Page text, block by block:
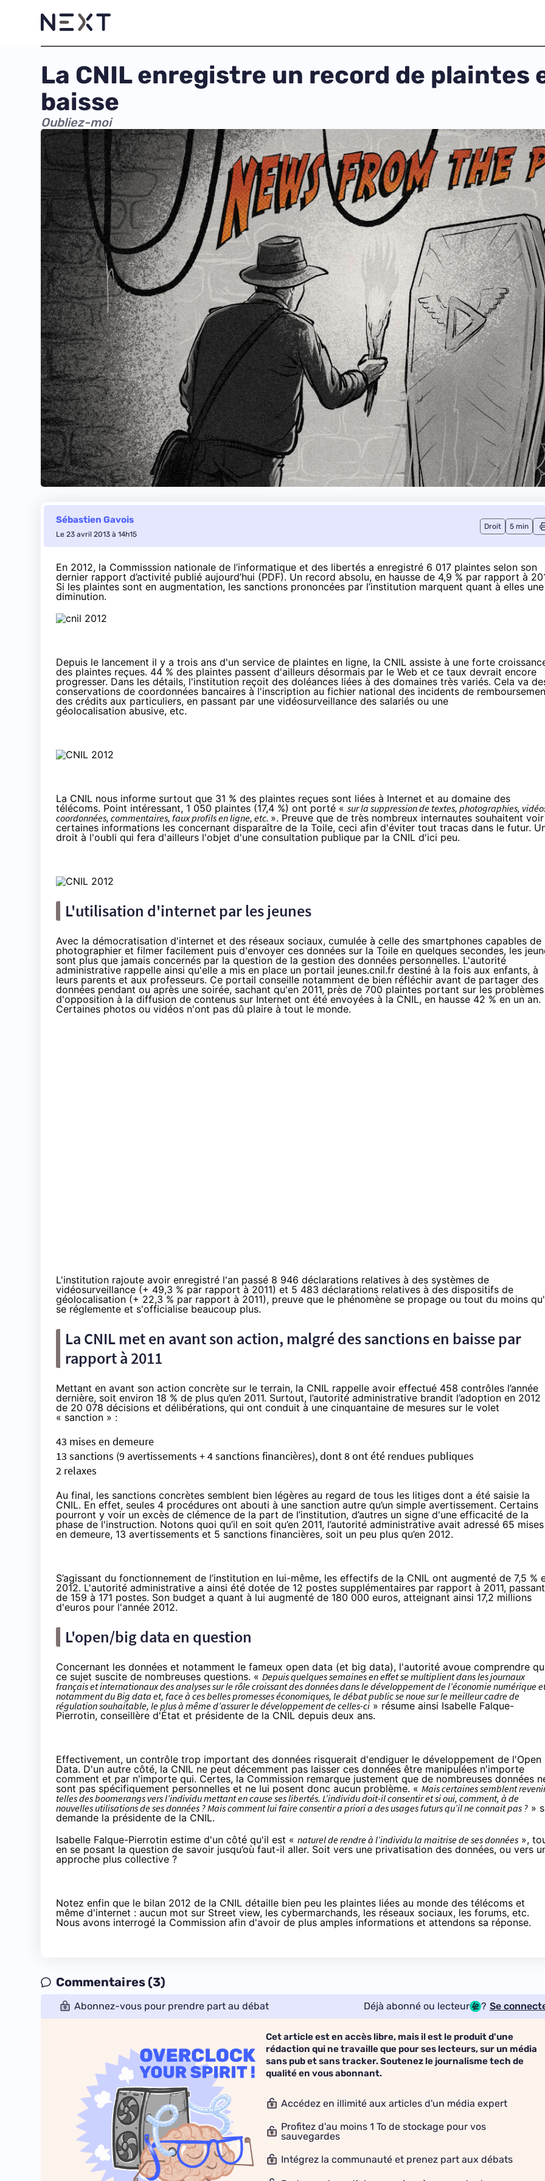
La CNIL enregistre un record de plaintes
baisse
Oubliez-moi
Sébastien Gavois
Le 23 avril 2013 à 14h15
Droit 5 min
En 2012, la Commisssion nationale de l’informatique et des libertés a enregistré 6 017 plaintes selon son
dernier rapport d’activité publié aujourd’hui (PDF). Un record absolu, en hausse de 4,9 % par rapport à
Si les plaintes sont en augmentation, les sanctions prononcées par l’institution marquent quant à elles une
diminution.
Depuis le lancement il y a trois ans d'un service de plaintes en ligne, la CNIL assiste à une forte
des plaintes reçues. 44 % des plaintes passent d'ailleurs désormais par le Web et ce taux devrait encore
progresser. Dans les détails, l'institution reçoit des doléances liées à des domaines très variés. Cela va
conservations de coordonnées bancaires à l'inscription au fichier national des incidents de
des crédits aux particuliers, en passant par une vidéosurveillance des salariés ou une
géolocalisation abusive, etc.
La CNIL nous informe surtout que 31 % des plaintes reçues sont liées à Internet et au domaine des
télécoms. Point intéressant, 1 050 plaintes (17,4 %) ont porté « sur la suppression de textes, photographies,
coordonnées, commentaires, faux profils en ligne, etc. ». Preuve que de très nombreux internautes souhaitent voir
certaines informations les concernant disparaître de la Toile, ceci afin d'éviter tout tracas dans le futur.
droit à l'oubli qui fera d'ailleurs l'objet d'une consultation publique par la CNIL d'ici peu.
L'utilisation d'internet par les jeunes
Avec la démocratisation d'internet et des réseaux sociaux, cumulée à celle des smartphones capables de
photographier et filmer facilement puis d'envoyer ces données sur la Toile en quelques secondes, les
sont plus que jamais concernés par la question de la gestion des données personnelles. L'autorité
administrative rappelle ainsi qu'elle a mis en place un portail jeunes.cnil.fr destiné à la fois aux enfants, à
leurs parents et aux professeurs. Ce portail conseille notamment de bien réfléchir avant de partager des
données pendant ou après une soirée, sachant qu'en 2011, près de 700 plaintes portant sur les problèmes
d'opposition à la diffusion de contenus sur Internet ont été envoyées à la CNIL, en hausse 42 % en un an.
Certaines photos ou vidéos n'ont pas dû plaire à tout le monde.
L'institution rajoute avoir enregistré l'an passé 8 946 déclarations relatives à des systèmes de
vidéosurveillance (+ 49,3 % par rapport à 2011) et 5 483 déclarations relatives à des dispositifs de
géolocalisation (+ 22,3 % par rapport à 2011), preuve que le phénomène se propage ou tout du moins
se réglemente et s'officialise beaucoup plus.
La CNIL met en avant son action, malgré des sanctions en baisse par
rapport à 2011
Mettant en avant son action concrète sur le terrain, la CNIL rappelle avoir effectué 458 contrôles l’année
dernière, soit environ 18 % de plus qu’en 2011. Surtout, l’autorité administrative brandit l’adoption en 2012
de 20 078 décisions et délibérations, qui ont conduit à une cinquantaine de mesures sur le volet
« sanction » :
43 mises en demeure
13 sanctions (9 avertissements + 4 sanctions financières), dont 8 ont été rendues publiques
2 relaxes
Au final, les sanctions concrètes semblent bien légères au regard de tous les litiges dont a été saisie la
CNIL. En effet, seules 4 procédures ont abouti à une sanction autre qu’un simple avertissement. Certains
pourront y voir un excès de clémence de la part de l’institution, d’autres un signe d'une efficacité de la
phase de l'instruction. Notons quoi qu’il en soit qu’en 2011, l’autorité administrative avait adressé 65 mises
en demeure, 13 avertissements et 5 sanctions financières, soit un peu plus qu’en 2012.
S’agissant du fonctionnement de l’institution en lui-même, les effectifs de la CNIL ont augmenté de 7,5 %
2012. L'autorité administrative a ainsi été dotée de 12 postes supplémentaires par rapport à 2011, passant
de 159 à 171 postes. Son budget a quant à lui augmenté de 180 000 euros, atteignant ainsi 17,2 millions
d'euros pour l'année 2012.
L'open/big data en question
Concernant les données et notamment le fameux open data (et big data), l'autorité avoue comprendre
ce sujet suscite de nombreuses questions. « Depuis quelques semaines en effet se multiplient dans les journaux
français etinternationaux des analyses sur le rôle croissant des données dans le développement de l’économie numérique
notamment du Big data et, face à ces belles promesses économiques, le débat public se noue sur le meilleur cadre de
régulation souhaitable, le plus à même d’assurer le développement de celles-ci » résume ainsi Isabelle Falque-
Pierrotin, conseillère d'État et présidente de la CNIL depuis deux ans.
Effectivement, un contrôle trop important des données risquerait d'endiguer le développement de l'Open
Data. D'un autre côté, la CNIL ne peut décemment pas laisser ces données être manipulées n'importe
comment et par n'importe qui. Certes, la Commission remarque justement que de nombreuses données
sont pas spécifiquement personnelles et ne lui posent donc aucun problème. « Mais certaines semblent
telles des boomerangs vers l’individu mettant en cause ses libertés. L’individu doit-il consentir et si oui, comment, à de
nouvelles utilisations de ses données ? Mais comment lui faire consentir a priori a des usages futurs qu’il ne connait pas ? »
demande la présidente de la CNIL.
Isabelle Falque-Pierrotin estime d'un côté qu'il est « naturel de rendre à l’individu la maitrise de ses données »,
en se posant la question de savoir jusqu’où faut-il aller. Soit vers une privatisation des données, ou vers
approche plus collective ?
Notez enfin que le bilan 2012 de la CNIL détaille bien peu les plaintes liées au monde des télécoms et
même d'internet : aucun mot sur Street view, les cybermarchands, les réseaux sociaux, les forums, etc.
Nous avons interrogé la Commission afin d'avoir de plus amples informations et attendons sa réponse.
Commentaires (3)
Abonnez-vous pour prendre part au débat Déjà abonné ou lecteur ? Se
Cet article est en accès libre, mais il est le produit d'une
rédaction qui ne travaille que pour ses lecteurs, sur un média
sans pub et sans tracker. Soutenez le journalisme tech de
qualité en vous abonnant.
Accédez en illimité aux articles d'un média expert
Profitez d'au moins 1 To de stockage pour vos
sauvegardes
Intégrez la communauté et prenez part aux débats